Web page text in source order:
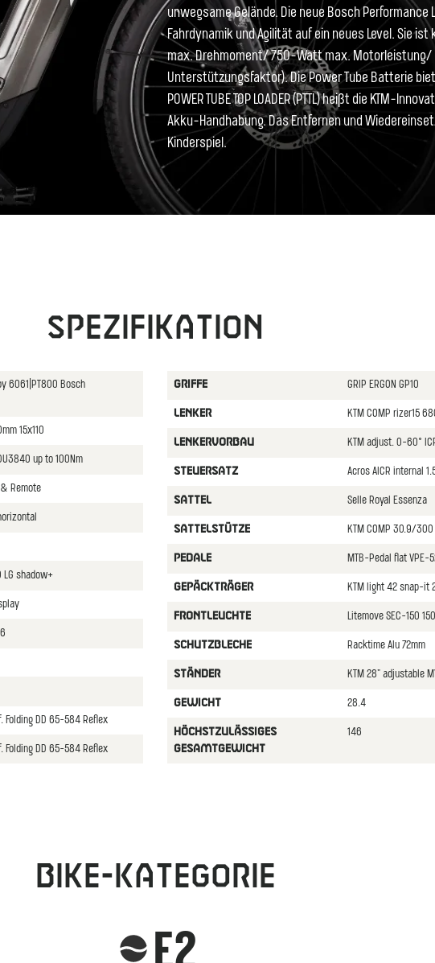
unwegsame Gelände. Die neue Bosch Performance
Fahrdynamik und Agilität auf ein neues Level. Sie
max. Drehmoment/ 750-Watt max. Motorleistung/
Unterstützungsfaktor). Die Power Tube Batterie
POWER TUBE TOP LOADER (PTTL) heißt die KTM-
Akku-Handhabung. Das Entfernen und
Kinderspiel.
Spezifikation
6061|PT800 Bosch
15x110
up to 100Nm
Remote
LG shadow+
Folding DD 65-584 Reflex
Folding DD 65-584 Reflex
GRIFFE GRIP ERGON GP10
LENKER KTM COMP rizer15
LENKERVORBAU KTM adjust. 0-60°
STEUERSATZ Acros AICR internal
SATTEL Selle Royal Essenza
SATTELSTüTZE KTM COMP 30.9/300
PEDALE MTB-Pedal flat VPE-
GEPäCKTRäGER KTM light 42 snap-it
FRONTLEUCHTE Litemove SEC-150
SCHUTZBLECHE Racktime Alu 72mm
STäNDER KTM 28" adjustable
GEWICHT 28.4
HöCHSTZULäSSIGES
GESAMTGEWICHT
146
Bike-Kategorie
E2